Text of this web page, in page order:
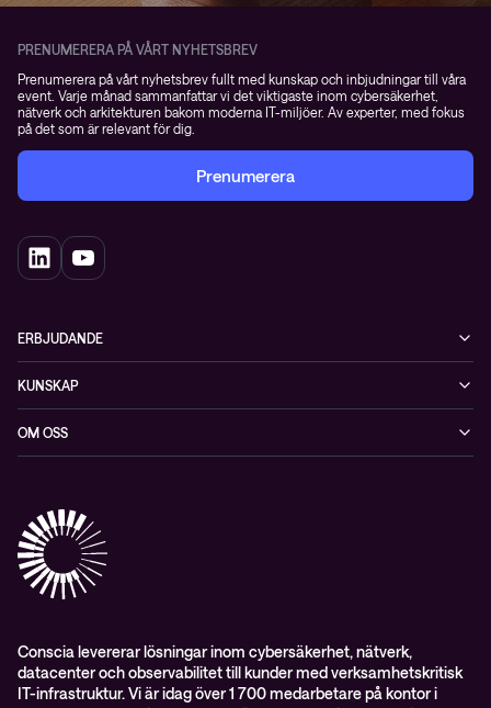
PRENUMERERA PÅ VÅRT NYHETSBREV
Prenumerera på vårt nyhetsbrev fullt med kunskap och inbjudningar till våra
event. Varje månad sammanfattar vi det viktigaste inom cybersäkerhet,
nätverk och arkitekturen bakom moderna IT-miljöer. Av experter, med fokus
på det som är relevant för dig.
Prenumerera
ERBJUDANDE
Datacenter & moln
Nätverk & WiFi
KUNSKAP
Event
Whitepapers & guider
OM OSS
Kontakt
Pressnyheter
Conscia levererar lösningar inom cybersäkerhet, nätverk,
datacenter och observabilitet till kunder med verksamhetskritisk
IT-infrastruktur. Vi är idag över 1 700 medarbetare på kontor i